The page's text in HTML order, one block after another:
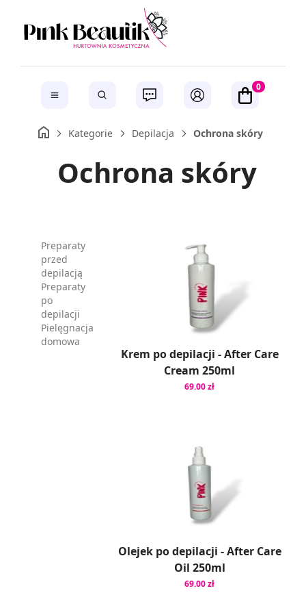
0
Kategorie Depilacja Ochrona skóry
Ochrona skóry
Preparaty
przed
depilacją
Preparaty
po
depilacji
Pielęgnacja
domowa
Krem po depilacji - After Care
Cream 250ml
69.00 zł
Olejek po depilacji - After Care
Oil 250ml
69.00 zł